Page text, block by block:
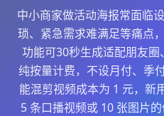
中小商家做活动海报常面临
琐、紧急需求难满足等痛点
功能可30秒生成适配朋友
纯按量计费，不设月付、季
能混剪视频成本为 1 元，新
5 条口播视频或 10 张图片